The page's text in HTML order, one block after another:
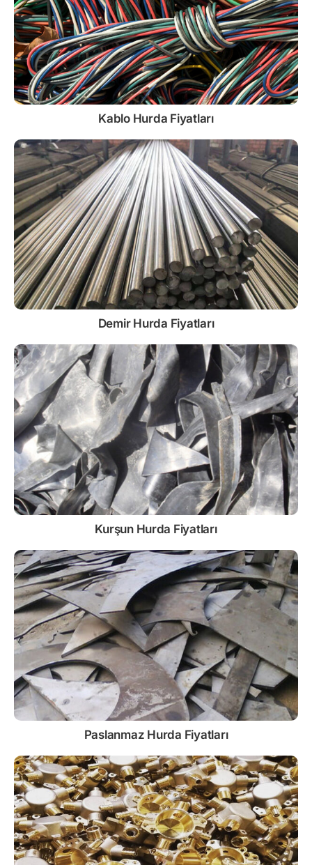
Kablo Hurda Fiyatları
Demir Hurda Fiyatları
Kurşun Hurda Fiyatları
Paslanmaz Hurda Fiyatları